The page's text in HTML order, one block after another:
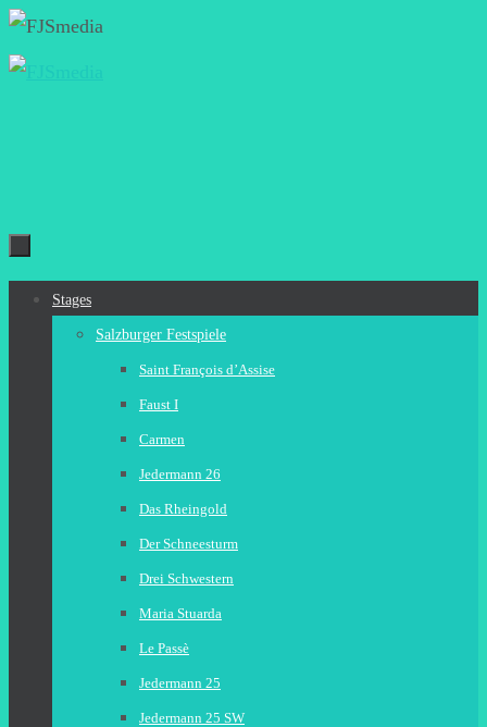
Zum
Inhalt
Zum
Stages
Salzburger Festspiele
Saint François d’Assise
Faust I
Carmen
Jedermann 26
Das Rheingold
Der Schneesturm
Drei Schwestern
Maria Stuarda
Le Passè
Jedermann 25
Jedermann 25 SW